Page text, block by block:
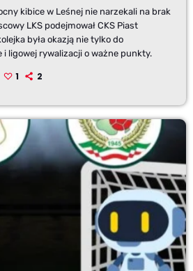
kibice w Leśnej nie narzekali na brak
LKS podejmował CKS Piast
była okazją nie tylko do
ligowej rywalizacji o ważne punkty.
1 2